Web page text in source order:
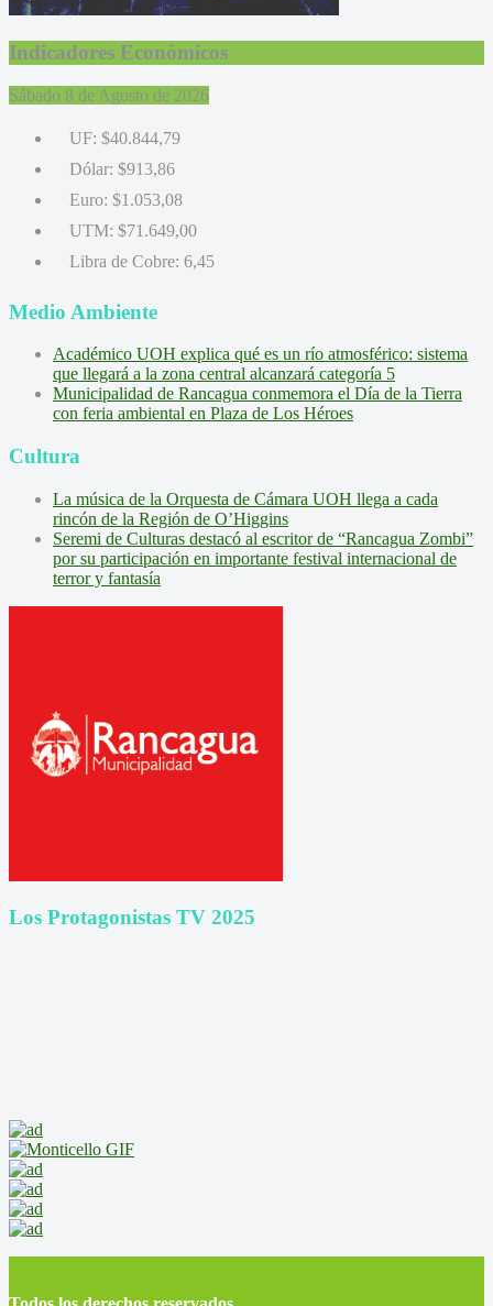
Indicadores Económicos
Sábado 8 de Agosto de 2026
UF: $40.844,79
Dólar: $913,86
Euro: $1.053,08
UTM: $71.649,00
Libra de Cobre: 6,45
Medio Ambiente
Académico UOH explica qué es un río atmosférico: sistema
que llegará a la zona central alcanzará categoría 5
Municipalidad de Rancagua conmemora el Día de la Tierra
con feria ambiental en Plaza de Los Héroes
Cultura
La música de la Orquesta de Cámara UOH llega a cada
rincón de la Región de O’Higgins
Seremi de Culturas destacó al escritor de “Rancagua Zombi”
por su participación en importante festival internacional de
terror y fantasía
Los Protagonistas TV 2025